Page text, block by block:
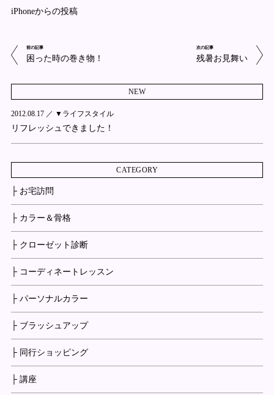
iPhoneからの投稿
前の記事
困った時の巻き物！
次の記事
残暑お見舞い
NEW
2012.08.17 ／ ▼ライフスタイル
リフレッシュできました！
CATEGORY
├ お宅訪問
├ カラー＆骨格
├ クローゼット診断
├ コーディネートレッスン
├ パーソナルカラー
├ ブラッシュアップ
├ 同行ショッピング
├ 講座